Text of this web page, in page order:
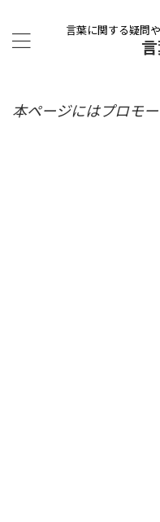
言葉に関する疑問
本ページにはプロモ